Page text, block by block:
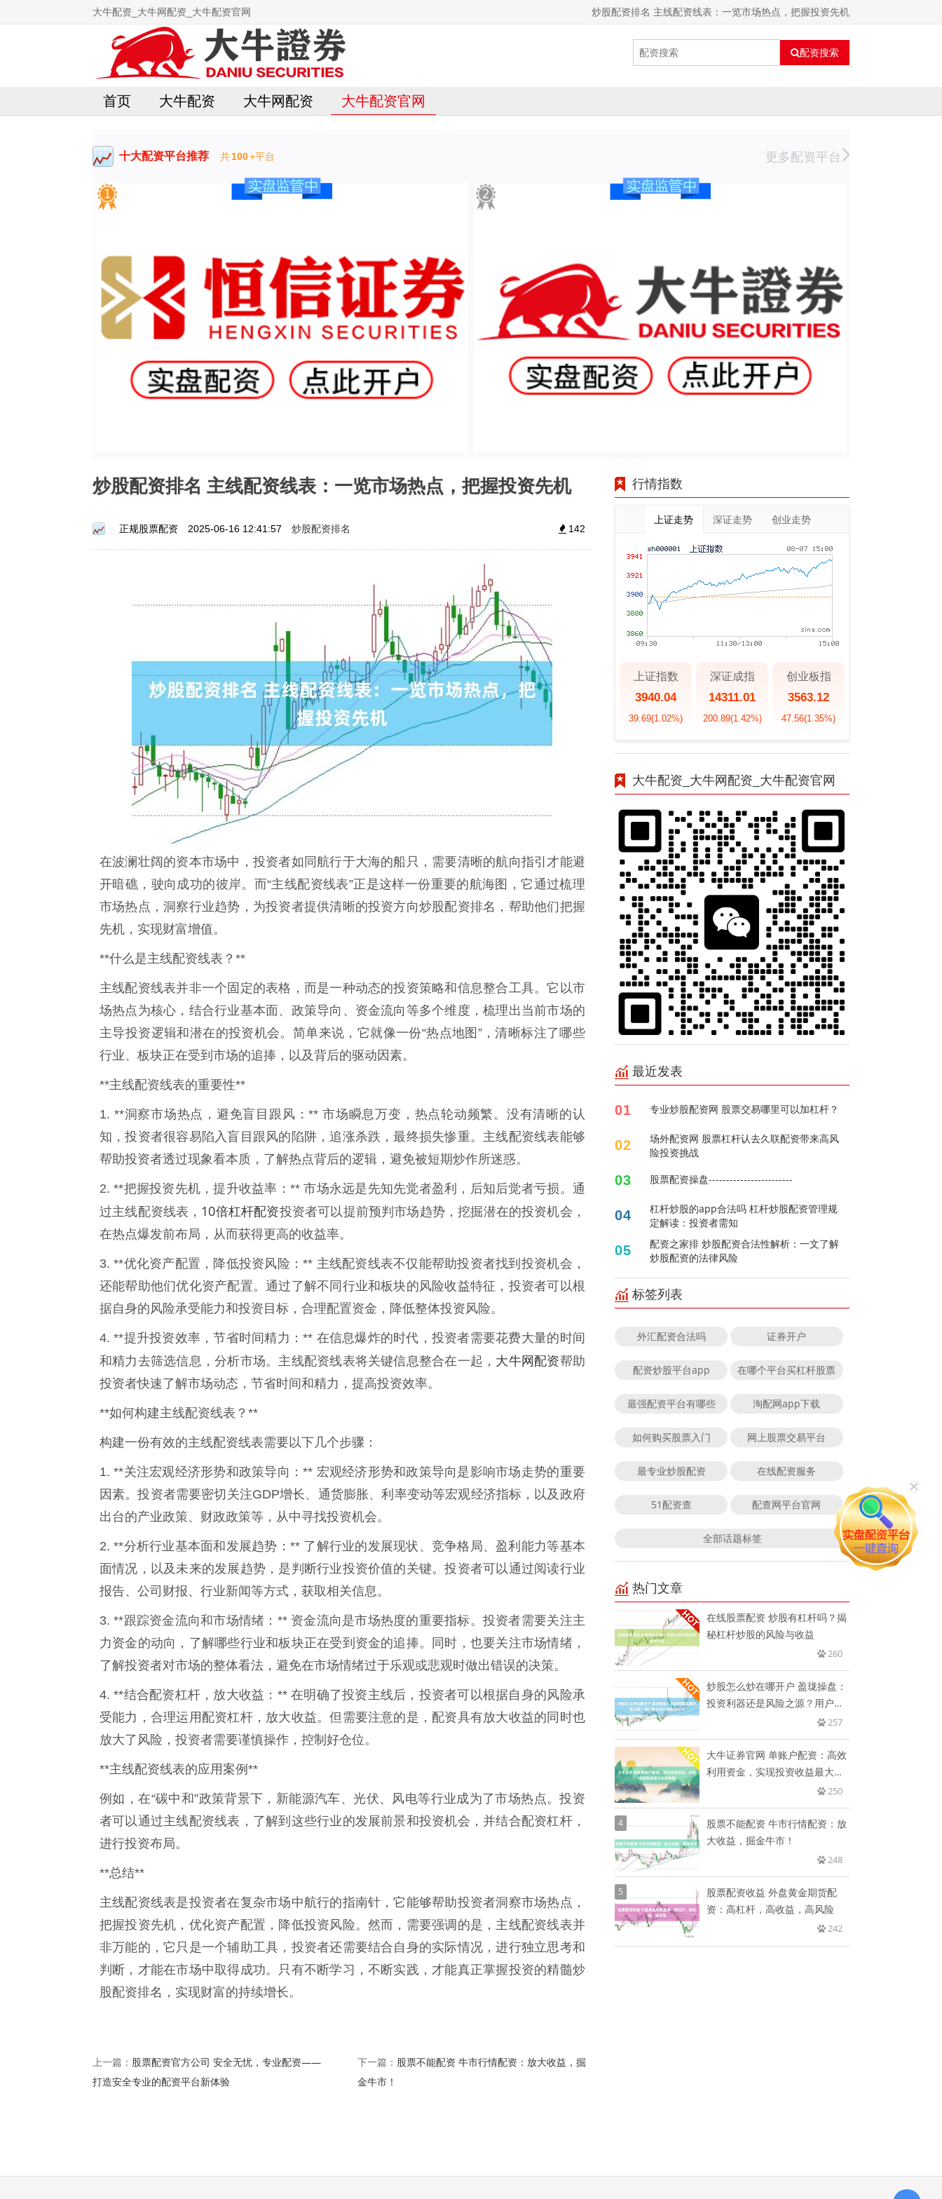
大牛配资_大牛网配资_大牛配资官网 炒股配资排名 主线配资线表：一览市场热点，把握投资先机
配资搜索
首页 大牛配资 大牛网配资 大牛配资官网
十大配资平台推荐 共100+平台 更多配资平台
炒股配资排名 主线配资线表：一览市场热点，把握投资先机
正规股票配资 2025-06-16 12:41:57 炒股配资排名 142
在波澜壮阔的资本市场中，投资者如同航行于大海的船只，需要清晰的航向指引才能避
开暗礁，驶向成功的彼岸。而“主线配资线表”正是这样一份重要的航海图，它通过梳理
市场热点，洞察行业趋势，为投资者提供清晰的投资方向炒股配资排名，帮助他们把握
先机，实现财富增值。
**什么是主线配资线表？**
主线配资线表并非一个固定的表格，而是一种动态的投资策略和信息整合工具。它以市
场热点为核心，结合行业基本面、政策导向、资金流向等多个维度，梳理出当前市场的
主导投资逻辑和潜在的投资机会。简单来说，它就像一份“热点地图”，清晰标注了哪些
行业、板块正在受到市场的追捧，以及背后的驱动因素。
**主线配资线表的重要性**
1. **洞察市场热点，避免盲目跟风：** 市场瞬息万变，热点轮动频繁。没有清晰的认
知，投资者很容易陷入盲目跟风的陷阱，追涨杀跌，最终损失惨重。主线配资线表能够
帮助投资者透过现象看本质，了解热点背后的逻辑，避免被短期炒作所迷惑。
2. **把握投资先机，提升收益率：** 市场永远是先知先觉者盈利，后知后觉者亏损。通
过主线配资线表， 10倍杠杆配资投资者可以提前预判市场趋势，挖掘潜在的投资机会，
在热点爆发前布局，从而获得更高的收益率。
3. **优化资产配置，降低投资风险：** 主线配资线表不仅能帮助投资者找到投资机会，
还能帮助他们优化资产配置。通过了解不同行业和板块的风险收益特征，投资者可以根
据自身的风险承受能力和投资目标，合理配置资金，降低整体投资风险。
4. **提升投资效率，节省时间精力：** 在信息爆炸的时代，投资者需要花费大量的时间
和精力去筛选信息，分析市场。主线配资线表将关键信息整合在一起， 大牛网配资帮助
投资者快速了解市场动态，节省时间和精力，提高投资效率。
**如何构建主线配资线表？**
构建一份有效的主线配资线表需要以下几个步骤：
1. **关注宏观经济形势和政策导向：** 宏观经济形势和政策导向是影响市场走势的重要
因素。投资者需要密切关注GDP增长、通货膨胀、利率变动等宏观经济指标，以及政府
出台的产业政策、财政政策等，从中寻找投资机会。
2. **分析行业基本面和发展趋势：** 了解行业的发展现状、竞争格局、盈利能力等基本
面情况，以及未来的发展趋势，是判断行业投资价值的关键。投资者可以通过阅读行业
报告、公司财报、行业新闻等方式，获取相关信息。
3. **跟踪资金流向和市场情绪：** 资金流向是市场热度的重要指标。投资者需要关注主
力资金的动向，了解哪些行业和板块正在受到资金的追捧。同时，也要关注市场情绪，
了解投资者对市场的整体看法，避免在市场情绪过于乐观或悲观时做出错误的决策。
4. **结合配资杠杆，放大收益：** 在明确了投资主线后，投资者可以根据自身的风险承
受能力，合理运用配资杠杆，放大收益。但需要注意的是，配资具有放大收益的同时也
放大了风险，投资者需要谨慎操作，控制好仓位。
**主线配资线表的应用案例**
例如，在“碳中和”政策背景下，新能源汽车、光伏、风电等行业成为了市场热点。投资
者可以通过主线配资线表，了解到这些行业的发展前景和投资机会，并结合配资杠杆，
进行投资布局。
**总结**
主线配资线表是投资者在复杂市场中航行的指南针，它能够帮助投资者洞察市场热点，
把握投资先机，优化资产配置，降低投资风险。然而，需要强调的是，主线配资线表并
非万能的，它只是一个辅助工具，投资者还需要结合自身的实际情况，进行独立思考和
判断，才能在市场中取得成功。只有不断学习，不断实践，才能真正掌握投资的精髓炒
股配资排名，实现财富的持续增长。
上一篇： 股票配资官方公司 安全无忧，专业配资——
打造安全专业的配资平台新体验
下一篇： 股票不能配资 牛市行情配资：放大收益，掘
金牛市！
行情指数
上证走势 深证走势 创业走势
上证指数
3940.04
39.69(1.02%)
深证成指
14311.01
200.89(1.42%)
创业板指
3563.12
47.56(1.35%)
大牛配资_大牛网配资_大牛配资官网
最近发表
01 专业炒股配资网 股票交易哪里可以加杠杆？
02
场外配资网 股票杠杆认去久联配资带来高风
险投资挑战
03 股票配资操盘------------------------
04
杠杆炒股的app合法吗 杠杆炒股配资管理规
定解读：投资者需知
05
配资之家排 炒股配资合法性解析：一文了解
炒股配资的法律风险
标签列表
外汇配资合法吗 证券开户
配资炒股平台app 在哪个平台买杠杆股票
最强配资平台有哪些 淘配网app下载
如何购买股票入门 网上股票交易平台
最专业炒股配资 在线配资服务
51配资查 配查网平台官网
全部话题标签
热门文章
在线股票配资 炒股有杠杆吗？揭
秘杠杆炒股的风险与收益
260
炒股怎么炒在哪开户 盈珑操盘：
投资利器还是风险之源？用户真
257
大牛证券官网 单账户配资：高效
利用资金，实现投资收益最大化
250
4
股票不能配资 牛市行情配资：放
大收益，掘金牛市！
248
5
股票配资收益 外盘黄金期货配
资：高杠杆，高收益，高风险
242